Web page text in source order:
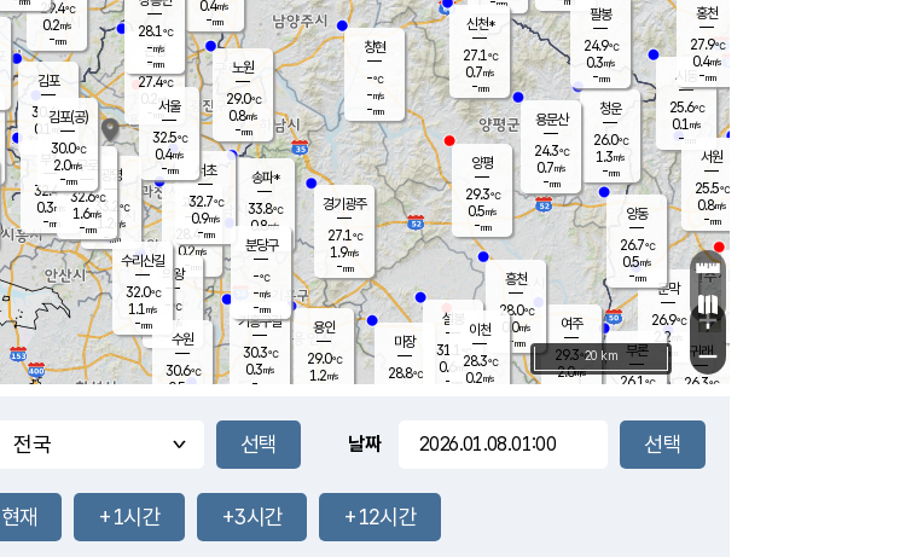
문막
26.9℃
2.2m/s
mm
mm
부론
26.1 ℃
과천
28.4℃
0.2m/s
- mm
-mm
청운
26.0℃
1.3m/s
-mm
팔봉
24.9℃
0.3m/s
-mm
-mm
용인
29.0℃
1.2m/s
여주
29.3℃
2.0m/s
양동
26.7℃
0.5m/s
-mm
경기광주
27.1℃
1.9m/s
-mm
장호원
28.4
℃
29.4℃
0.2m/s
-mm
신천*
27.1℃
0.7m/s
-mm
창현
-℃
-m/s
-mm
31.8℃
0.9m/s
-mm
흥천
28.0℃
0.0m/s
-mm
마장
28.8℃
의왕
- ℃
m/s
mm
김포
30.4℃
0.1 m/s
mm
설봉
31.1
0.6 m/s
- mm
광명
33.2 ℃
1.2 m/s
-mm
부천
32.4℃
0.3m/s
-mm
-mm
구로
32.6℃
1.6m/s
-mm
은평
27.4℃
0.2 m/s
- mm
노원
29.0℃
0.8m/s
-mm
송파*
33.8℃
0.8m/s
-mm
서초
32.7℃
0.9m/s
-mm
0.4m/s
-mm
기흥구갈
30.3℃
0.3m/s
-
수리산길
32.0℃
1.1 m/s
-mm
분당구
-℃
-m/s
-mm
28.1℃
-m/s
-mm
시동
25.6℃
0.1 m/s
- mm
귀래
26.3℃
서원
25.5℃
0.8m/s
-mm
용문산
24.3℃
0.7m/s
-mm
김포(공)
30.0℃
2.0m/s
-mm
홍천
27.9℃
0.4m/s
-mm
이천
28.3℃
0.2m/s
양평
29.3℃
0.5m/s
-mm
수원
30.6℃
0.5 m/s
서울
32.5℃
0.4m/s
-mm
+
−
20 km
날짜
현재 +1시간 +3시간 +12시간